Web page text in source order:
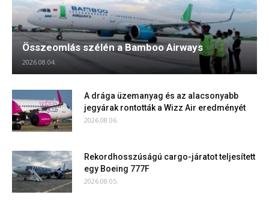
Összeomlás szélén a Bamboo Airways
2026.08.04.
A drága üzemanyag és az alacsonyabb
jegyárak rontották a Wizz Air eredményét
2026.08.06.
Rekordhosszúságú cargo-járatot teljesített
egy Boeing 777F
2026.08.05.